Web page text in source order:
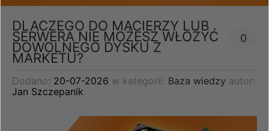
DLACZEGO DO MACIERZY LUB
SERWERA NIE MOŻESZ WŁOŻYĆ
DOWOLNEGO DYSKU Z
MARKETU?
0
Dodano: 20-07-2026 w kategorii: Baza wiedzy autor:
Jan Szczepanik